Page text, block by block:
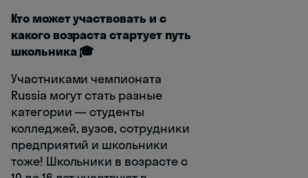
Кто может участвовать и с
какого возраста стартует путь
школьника 🎓
Участниками чемпионата
Russia могут стать разные
категории — студенты
колледжей, вузов, сотрудники
предприятий и школьники
тоже! Школьники в возрасте с